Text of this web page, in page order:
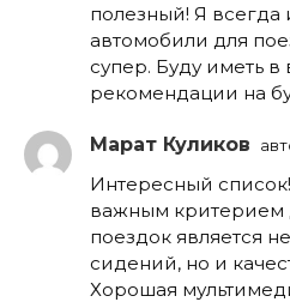
полезный! Я
автомобили для
супер. Буду иметь
рекомендации на
Марат Куликов
Интересный
важным критерием
поездок является
сидений, но и
Хорошая